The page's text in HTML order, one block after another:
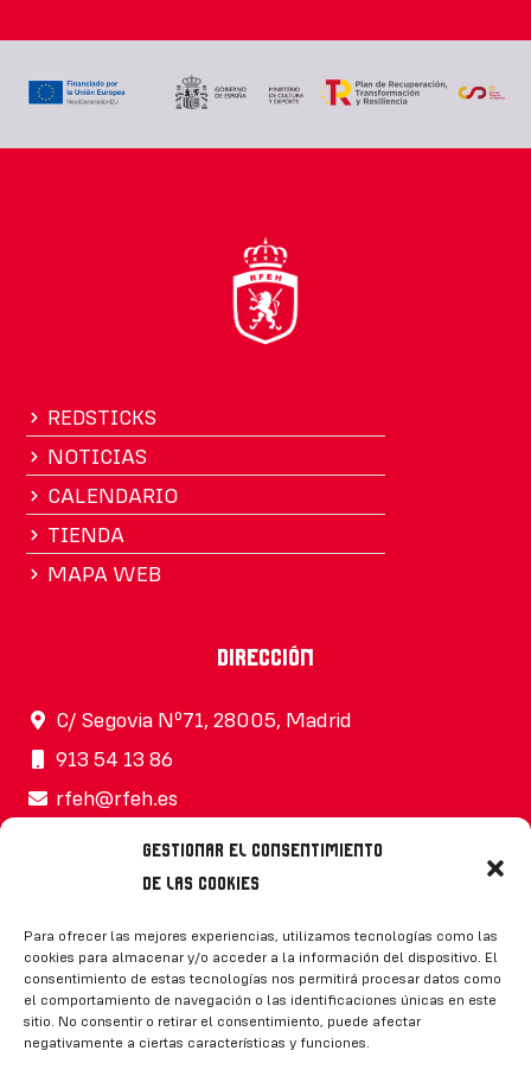
Gestionar el consentimiento
de las cookies
Para ofrecer las mejores experiencias, utilizamos tecnologías como las
cookies para almacenar y/o acceder a la información del dispositivo. El
consentimiento de estas tecnologías nos permitirá procesar datos como
el comportamiento de navegación o las identificaciones únicas en este
sitio. No consentir o retirar el consentimiento, puede afectar
negativamente a ciertas características y funciones.
REDSTICKS
NOTICIAS
CALENDARIO
TIENDA
MAPA WEB
Dirección
C/ Segovia Nº71, 28005, Madrid
913 54 13 86
rfeh@rfeh.es
Síguenos